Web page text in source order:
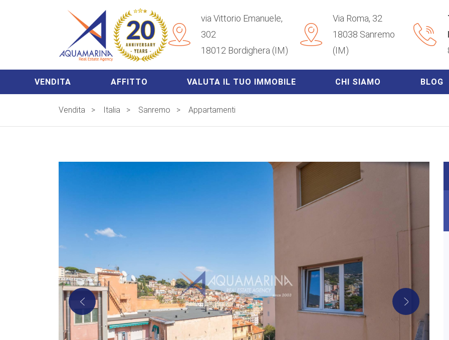
via Vittorio Emanuele,
302
18012 Bordighera (IM)
Via Roma, 32
18038 Sanremo
(IM)
VENDITA AFFITTO VALUTA IL TUO IMMOBILE CHI SIAMO BLOG
Vendita > Italia > Sanremo > Appartamenti